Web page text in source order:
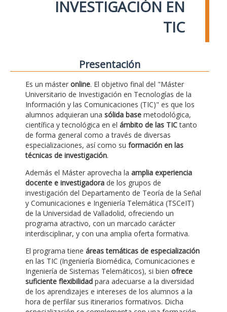
INVESTIGACIÓN EN
TIC
Presentación
Es un máster online. El objetivo final del "Máster
Universitario de Investigación en Tecnologías de la
Información y las Comunicaciones (TIC)" es que los
alumnos adquieran una sólida base metodológica,
científica y tecnológica en el ámbito de las TICtanto
de forma general como a través de diversas
especializaciones, así como su formación en las
técnicas de investigación.
Además el Máster aprovecha la amplia experiencia
docente e investigadora de los grupos de
investigación del Departamento de Teoría de la Señal
y Comunicaciones e Ingeniería Telemática (TSCeIT)
de la Universidad de Valladolid, ofreciendo un
programa atractivo, con un marcado carácter
interdisciplinar, y con una amplia oferta formativa.
El programa tiene áreas temáticas de especialización
en las TIC (Ingeniería Biomédica, Comunicaciones e
Ingeniería de Sistemas Telemáticos), si bien ofrece
suficiente flexibilidad para adecuarse a la diversidad
de los aprendizajes e intereses de los alumnos a la
hora de perfilar sus itinerarios formativos. Dicha